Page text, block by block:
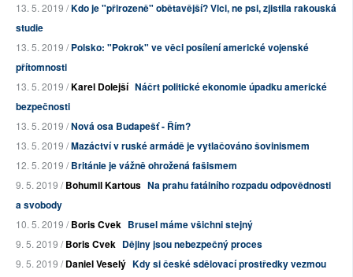
13. 5. 2019 /Kdo je "přirozeně" obětavější? Vlci, ne psi, zjistila rakouská
studie
13. 5. 2019 /Polsko: "Pokrok" ve věci posílení americké vojenské
přítomnosti
13. 5. 2019 /Karel Dolejší Náčrt politické ekonomie úpadku americké
bezpečnosti
13. 5. 2019 /Nová osa Budapešť - Řím?
13. 5. 2019 /Mazáctví v ruské armádě je vytlačováno šovinismem
12. 5. 2019 /Británie je vážně ohrožená fašismem
9. 5. 2019 /Bohumil Kartous Na prahu fatálního rozpadu odpovědnosti
a svobody
10. 5. 2019 /Boris Cvek Brusel máme všichni stejný
9. 5. 2019 /Boris Cvek Dějiny jsou nebezpečný proces
9. 5. 2019 /Daniel Veselý Kdy si české sdělovací prostředky vezmou